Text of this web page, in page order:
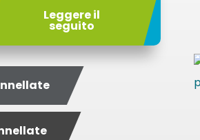
Leggere il
seguito